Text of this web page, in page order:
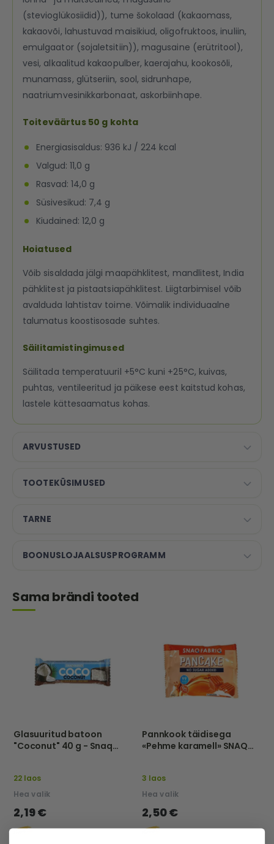
ARVUSTUSED
TOOTEKÜSIMUSED
TARNE
BOONUSLOJAALSUSPROGRAMM
(stevioglükosiidid)), tume šokolaad (kakaomass,
kakaovõi, lahustuvad maisikiud, oligofruktoos, inuliin,
emulgaator (sojaletsitiin)), magusaine (erütritool),
vesi, alkaalitud kakaopulber, kaerajahu, kookosõli,
munamass, glütseriin, sool, sidrunhape,
naatriumvesinikkarbonaat, askorbiinhape.
Toiteväärtus 50 g kohta
Energiasisaldus: 936 kJ / 224 kcal
Valgud: 11,0 g
Rasvad: 14,0 g
Süsivesikud: 7,4 g
Kiudained: 12,0 g
Hoiatused
Võib sisaldada jälgi maapähklitest, mandlitest, India
pähklitest ja pistaatsiapähklitest. Liigtarbimisel võib
avalduda lahtistav toime. Võimalik individuaalne
talumatus koostisosade suhtes.
Säilitamistingimused
Säilitada temperatuuril +5°C kuni +25°C, kuivas,
puhtas, ventileeritud ja päikese eest kaitstud kohas,
lastele kättesaamatus kohas.
Sama brändi tooted
Glasuuritud batoon
"Coconut" 40 g - Snaq
22 laos
Hea valik
2,19 €
Pannkook täidisega
«Pehme karamell» SNAQ
3 laos
Hea valik
2,50 €